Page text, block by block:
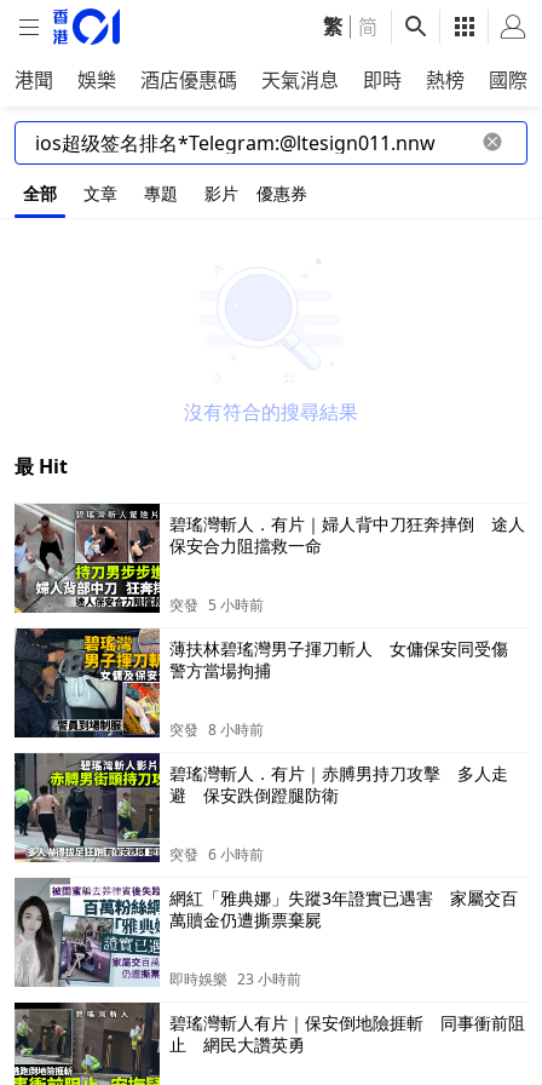
繁 简
港聞 娛樂 酒店優惠碼 天氣消息 即時 熱榜 國際